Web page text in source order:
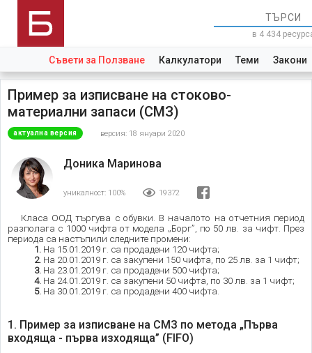
в 4 434
Съвети за Ползване Калкулатори Теми Закони
Пример за изписване на стоково-
материални запаси (СМЗ)
актуална версия версия: 18 януари 2020
Доника Маринова
уникалност: 100% 19372
Класа ООД търгува с обувки. В началото на отчетния период
разполага с 1000 чифта от модела „Борг”, по 50 лв. за чифт. През
периода са настъпили следните промени:
1.На 15.01.2019 г. са продадени 120 чифта;
2.На 20.01.2019 г. са закупени 150 чифта, по 25 лв. за 1 чифт;
3.На 23.01.2019 г. са продадени 500 чифта;
4.На 24.01.2019 г. са закупени 50 чифта, по 30 лв. за 1 чифт;
5.На 30.01.2019 г. са продадени 400 чифта.
1. Пример за изписване на СМЗ по метода „Първа
входяща - първа изходяща” (FIFO)